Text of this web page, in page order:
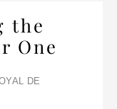
the
One
DE